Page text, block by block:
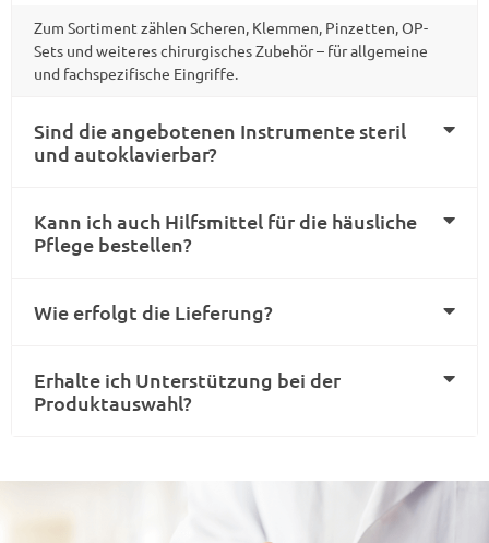
Zum Sortiment zählen Scheren, Klemmen, Pinzetten, OP-
Sets und weiteres chirurgisches Zubehör – für allgemeine
und fachspezifische Eingriffe.
Sind die angebotenen Instrumente steril
und autoklavierbar?
Kann ich auch Hilfsmittel für die häusliche
Pflege bestellen?
Wie erfolgt die Lieferung?
Erhalte ich Unterstützung bei der
Produktauswahl?